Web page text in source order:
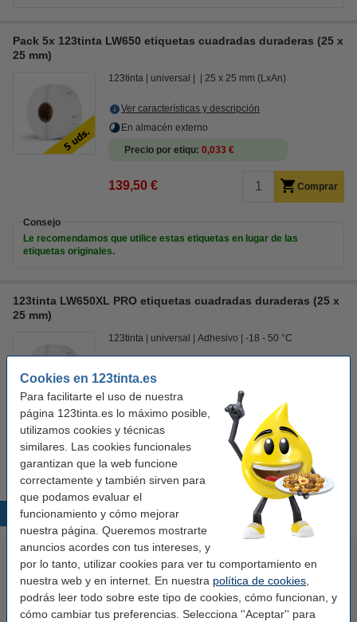
Cookies en 123tinta.es
Para facilitarte el uso de nuestra
página 123tinta.es lo máximo posible,
utilizamos cookies y técnicas
similares. Las cookies funcionales
garantizan que la web funcione
correctamente y también sirven para
que podamos evaluar el
funcionamiento y cómo mejorar
nuestra página. Queremos mostrarte
anuncios acordes con tus intereses, y
por lo tanto, utilizar cookies para ver tu comportamiento en
nuestra web y en internet. En nuestra política de cookies
podrás leer todo sobre este tipo de cookies, cómo funcionan, y
cómo cambiar tus preferencias. Selecciona ''Aceptar'' para
Pack 5x 123tinta LW650 etiquetas cuadradas duraderas (25 x
25 mm)
123tinta universal 25 x 25 mm (LxAn)
Ver características y descripción
En almacén externo
Precio por etiqu 0,033 €
139,50 € Comprar
Consejo
Le recomendamos que utilice estas etiquetas en lugar de las
etiquetas originales.
123tinta LW650XL PRO etiquetas cuadradas duraderas (25 x
25 mm)
123tinta universal Adhesivo -18 - 50 °C
Precio por etiqu 0,035 €
29,50 € Comprar
Productos destacados